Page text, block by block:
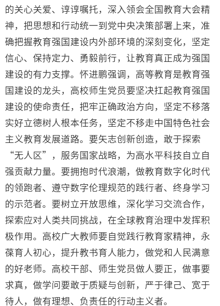
的关心关爱、谆谆嘱托，深入领会全国教育大会精
神，把思想和行动统一到党中央决策部署上来，准
确把握教育强国建设内外部环境的深刻变化，坚定
信心、保持定力、勇毅前行，让教育真正成为强国
建设的有力支撑。怀进鹏强调，高等教育是教育强
国建设的龙头，高校师生党员要坚决扛起教育强国
建设的使命责任，把牢正确政治方向，坚定不移落
实好立德树人根本任务，坚定不移走中国特色社会
主义教育发展道路。要矢志创新创造，敢于探索
“无人区”，服务国家战略，为高水平科技自立自
强贡献力量。要拥抱时代浪潮，做教育数字化时代
的领跑者、遵守数字伦理规范的践行者、终身学习
的示范者。要树立开放思维，深化学习交流合作，
探索应对人类共同挑战，在全球教育治理中发挥积
极作用。高校广大教师要自觉践行教育家精神，永
葆育人初心，提升教书育人能力，做党和人民满意
的好老师。高校干部、师生党员做人要正，做事要
求真，做学问要敢于质疑与创新，严于律己、宽于
待人，做有理想、负责任的行动主义者。